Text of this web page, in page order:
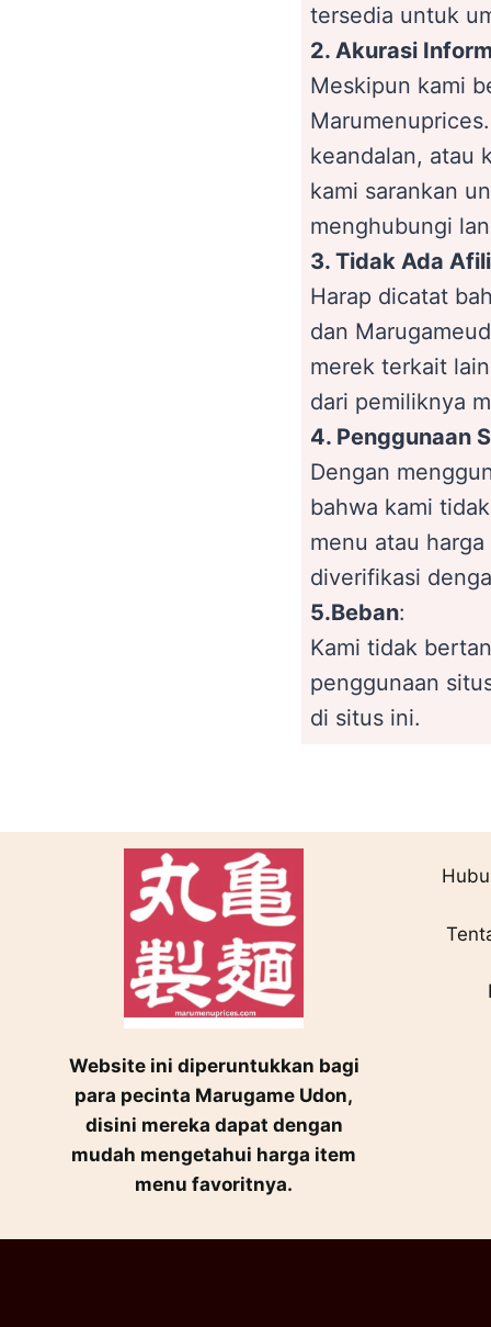
tersedia untuk
2. Akurasi
Meskipun kami
keandalan, atau
kami sarankan
menghubungi
3. Tidak Ada
Harap dicatat
dan
merek terkait
dari pemiliknya
4. Penggunaan
Dengan
bahwa kami
menu atau
diverifikasi
5.Beban:
Kami tidak
penggunaan
di situs ini.
Website ini diperuntukkan bagi
para pecinta Marugame Udon,
disini mereka dapat dengan
mudah mengetahui harga item
menu favoritnya.